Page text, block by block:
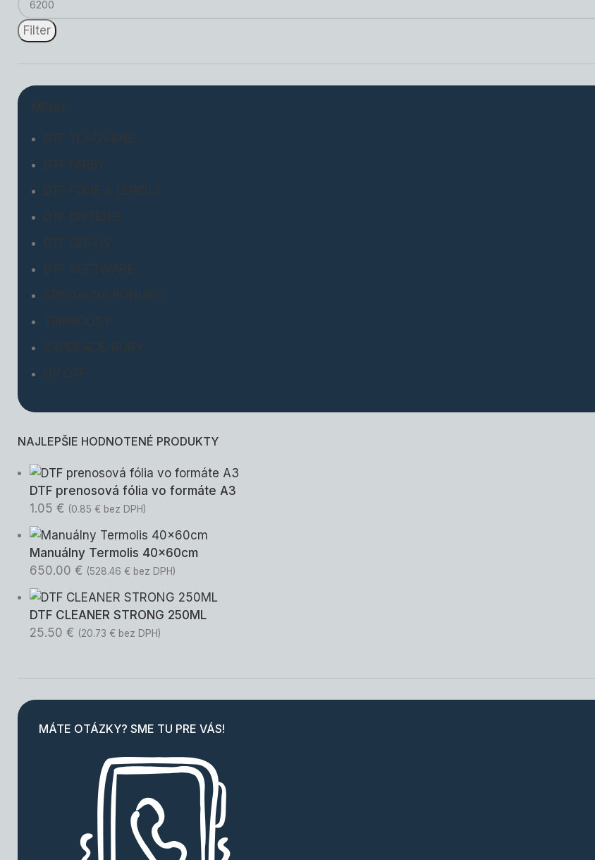
Filter
NAJLEPŠIE HODNOTENÉ PRODUKTY
DTF prenosová fólia vo formáte A3
1.05 € (0.85 € bez DPH)
Manuálny Termolis 40x60cm
650.00 € (528.46 € bez DPH)
DTF CLEANER STRONG 250ML
25.50 € (20.73 € bez DPH)
MÁTE OTÁZKY? SME TU PRE VÁS!